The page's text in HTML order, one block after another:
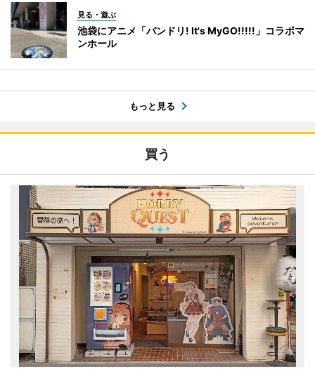
見る・遊ぶ
池袋にアニメ「バンドリ! It's MyGO!!!!!」コラボマ
ンホール
もっと見る
買う